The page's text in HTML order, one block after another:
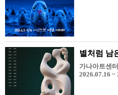
가나아트센터
2026.07.16 ~